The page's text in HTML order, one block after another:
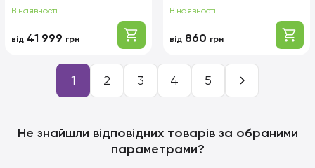
R800/W700 Tough
В наявності
від 41 999 грн
Samsung Pro Plus + SD-
адаптер (MB-MD128SA/EU)
В наявності
від 860 грн
1 2 3 4 5
Не знайшли відповідних товарів за обраними
параметрами?